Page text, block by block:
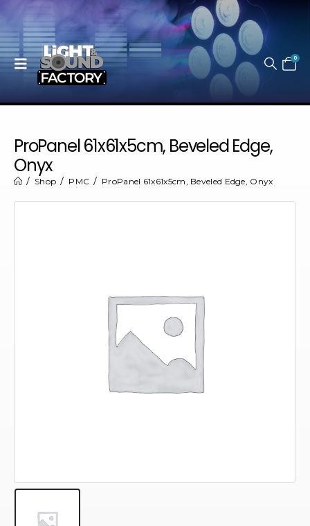
0
ProPanel 61x61x5cm, Beveled Edge,
Onyx
Shop PMC ProPanel 61x61x5cm, Beveled Edge, Onyx